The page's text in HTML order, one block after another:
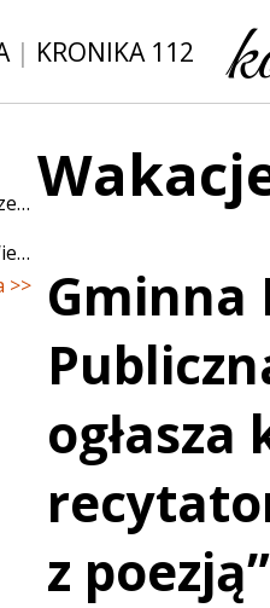
| KRONIKA 112
>>
Gminna
z poezją”